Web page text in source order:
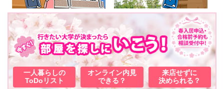
一人暮らしの
ToDoリスト
オンライン内見
できる？
来店せずに
決められる？